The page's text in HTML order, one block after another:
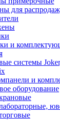
для
и
системы
и
оборудование